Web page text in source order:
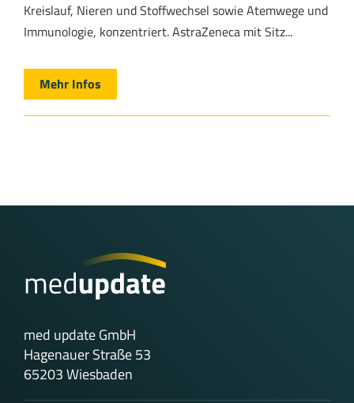
Kreislauf, Nieren und Stoffwechsel sowie Atemwege und
Immunologie, konzentriert. AstraZeneca mit Sitz...
Mehr Infos
med update GmbH
Hagenauer Straße 53
65203 Wiesbaden